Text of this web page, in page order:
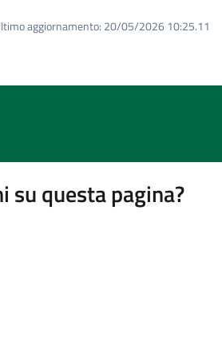
aggiornamento: 20/05/2026 10:25.11
su questa pagina?